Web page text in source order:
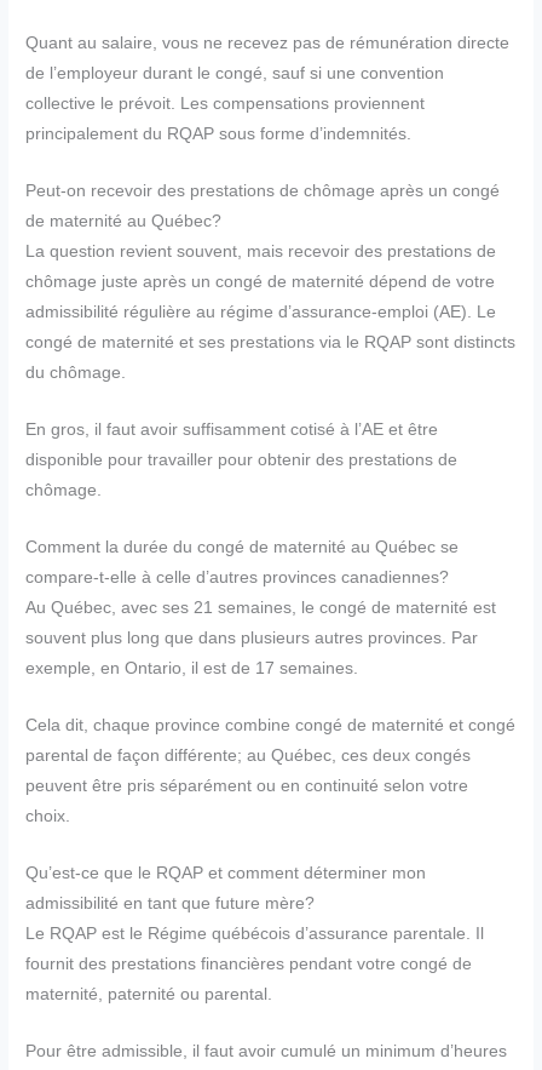
Quant au salaire, vous ne recevez pas de rémunération directe
de l’employeur durant le congé, sauf si une convention
collective le prévoit. Les compensations proviennent
principalement du RQAP sous forme d’indemnités.
Peut-on recevoir des prestations de chômage après un congé
de maternité au Québec?
La question revient souvent, mais recevoir des prestations de
chômage juste après un congé de maternité dépend de votre
admissibilité régulière au régime d’assurance-emploi (AE). Le
congé de maternité et ses prestations via le RQAP sont distincts
du chômage.
En gros, il faut avoir suffisamment cotisé à l’AE et être
disponible pour travailler pour obtenir des prestations de
chômage.
Comment la durée du congé de maternité au Québec se
compare-t-elle à celle d’autres provinces canadiennes?
Au Québec, avec ses 21 semaines, le congé de maternité est
souvent plus long que dans plusieurs autres provinces. Par
exemple, en Ontario, il est de 17 semaines.
Cela dit, chaque province combine congé de maternité et congé
parental de façon différente; au Québec, ces deux congés
peuvent être pris séparément ou en continuité selon votre
choix.
Qu’est-ce que le RQAP et comment déterminer mon
admissibilité en tant que future mère?
Le RQAP est le Régime québécois d’assurance parentale. Il
fournit des prestations financières pendant votre congé de
maternité, paternité ou parental.
Pour être admissible, il faut avoir cumulé un minimum d’heures